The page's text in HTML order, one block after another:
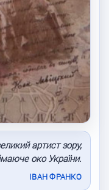
артист зору,
око України.
ІВАН ФРАНКО